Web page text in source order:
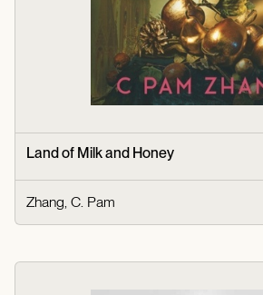
Land of Milk and Honey
Zhang, C. Pam